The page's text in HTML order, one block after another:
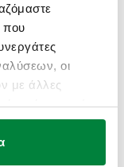
που
οι
με άλλες
ή τις οποίες
σας χρήσηActions